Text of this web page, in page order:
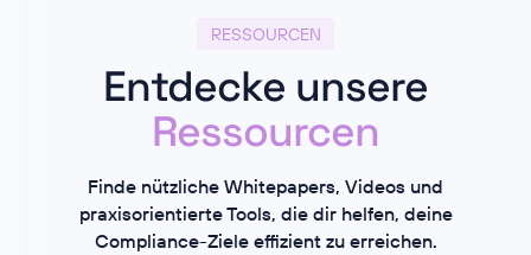
RESSOURCEN
Entdecke unsere
Ressourcen
Finde nützliche Whitepapers, Videos und
praxisorientierte Tools, die dir helfen, deine
Compliance-Ziele effizient zu erreichen.